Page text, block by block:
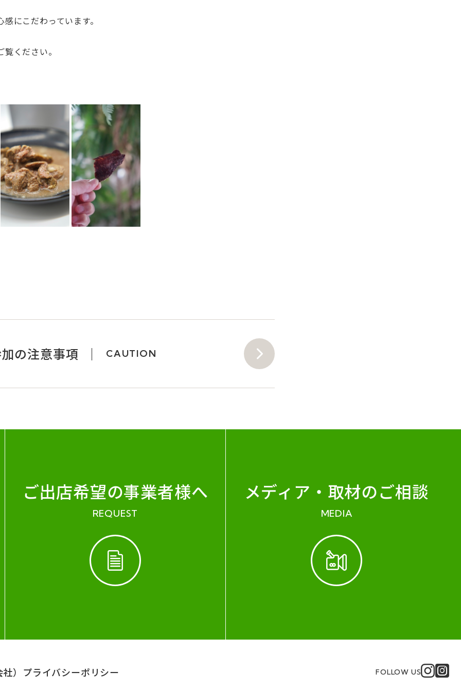
にこだわっています。
ください。
の注意事項 CAUTION
ご出店希望の事業者様へ
REQUEST
メディア・ 取材のご相談
MEDIA
） プライバシーポリシー FOLLOW US